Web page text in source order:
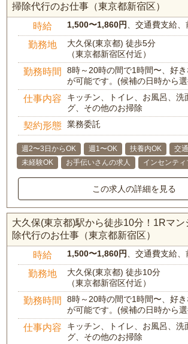
掃除代行のお仕事（東京都新宿区）
時給 1,500〜1,860円 、交通費支給
勤務地
大久保(東京都) 徒歩5分
（東京都新宿区付近）
勤務時間
8時～20時の間で1時間〜、好
が可能です。(候補の日時から
仕事内容
キッチン、トイレ、お風呂、洗
グ、その他のお掃除
契約形態 業務委託
週2〜3日からOK 週1〜OK 扶養内OK
交
未経験OK
お手伝いさんの求人 インセンティ
この求人の詳細を見る
大久保(東京都)駅から徒歩10分！1Rマ
除代行のお仕事（東京都新宿区）
時給 1,500〜1,860円 、交通費支給
勤務地
大久保(東京都) 徒歩10分
（東京都新宿区付近）
勤務時間
8時～20時の間で1時間〜、好
が可能です。(候補の日時から
仕事内容
キッチン、トイレ、お風呂、洗
グ、その他のお掃除